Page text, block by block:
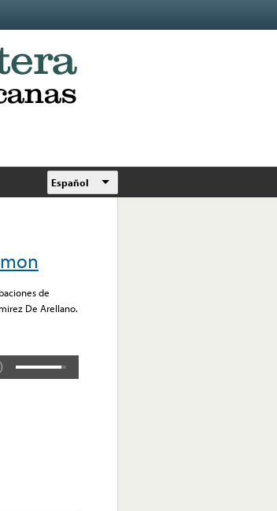
Español
de
De Arellano.